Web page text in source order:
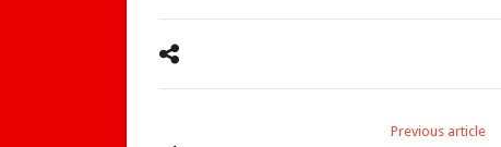
Previous article